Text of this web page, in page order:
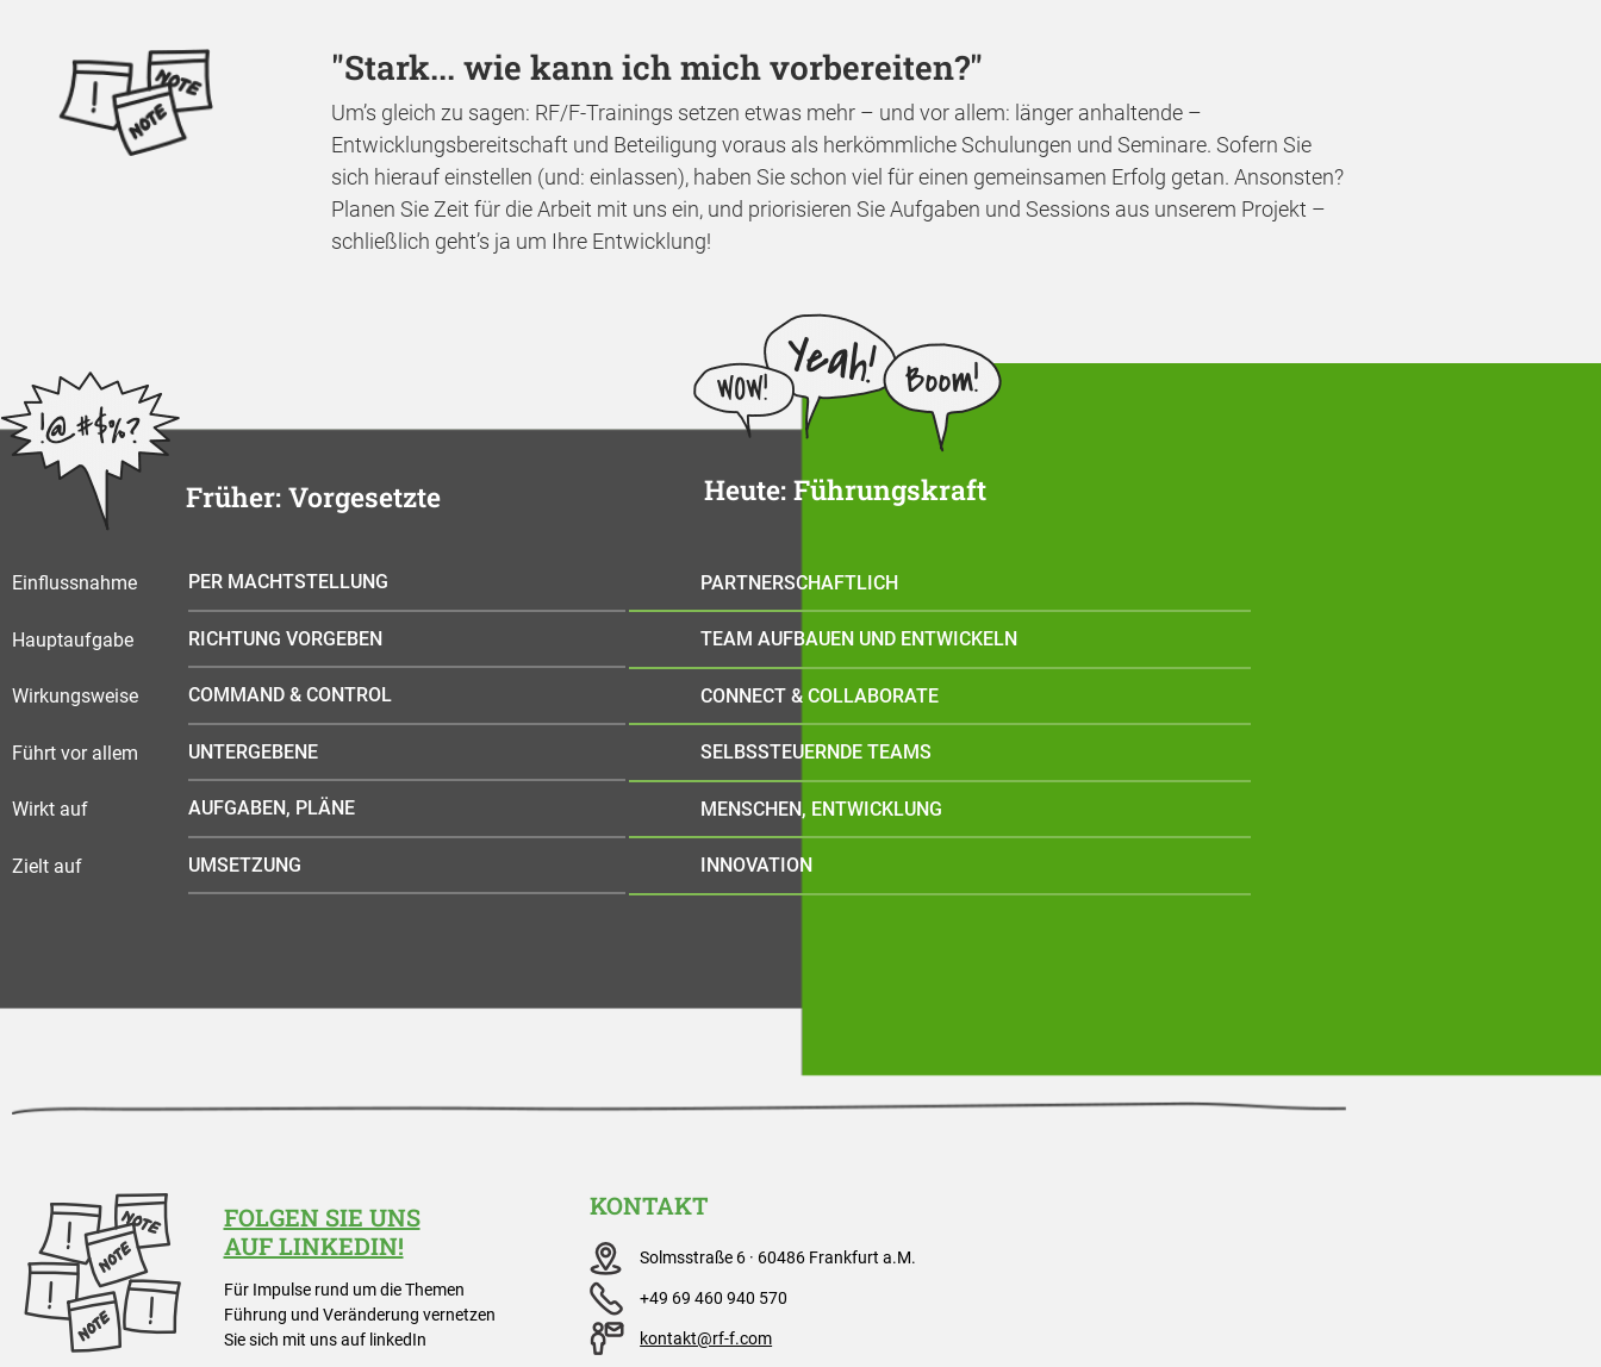
"Stark... wie kann ich mich vorbereiten?"
Um’s gleich zu sagen: RF/F-Trainings setzen etwas mehr – und vor allem: länger anhaltende –
Entwicklungsbereitschaft und Beteiligung voraus als herkömmliche Schulungen und Seminare. Sofern Sie
sich hierauf einstellen (und: einlassen), haben Sie schon viel für einen gemeinsamen Erfolg getan. Ansonsten?
Planen Sie Zeit für die Arbeit mit uns ein, und priorisieren Sie Aufgaben und Sessions aus unserem Projekt –
schließlich geht’s ja um Ihre Entwicklung!
Früher: Vorgesetzte
Einflussnahme PER MACHTSTELLUNG
Hauptaufgabe RICHTUNG VORGEBEN
Wirkungsweise COMMAND & CONTROL
Führt vor allem UNTERGEBENE
Wirkt auf AUFGABEN, PLÄNE
Zielt auf UMSETZUNG
Heute: Führungskraft
PARTNERSCHAFTLICH
TEAM AUFBAUEN UND ENTWICKELN
CONNECT & COLLABORATE
SELBSSTEUERNDE TEAMS
MENSCHEN, ENTWICKLUNG
INNOVATION
FOLGEN SIE UNS
AUF LINKEDIN!
Für Impulse rund um die Themen
Führung und Veränderung vernetzen
Sie sich mit uns auf linkedIn
KONTAKT
Solmsstraße 6 · 60486 Frankfurt a.M.
+49 69 460 940 570
kontakt@rf-f.com